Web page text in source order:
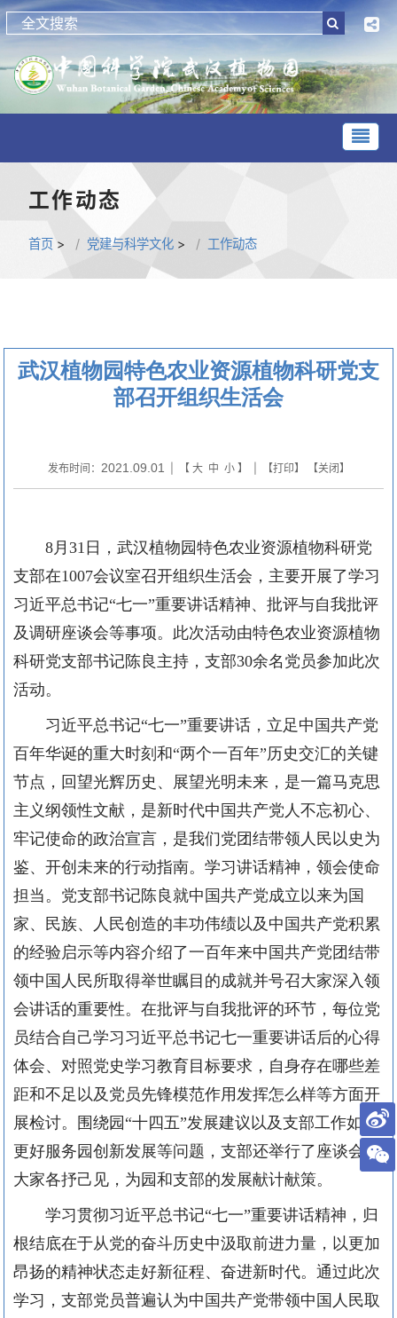
工作动态
首页 > 党建与科学文化 > 工作动态
武汉植物园特色农业资源植物科研党支
部召开组织生活会
发布时间： 2021.09.01 | 【 大 中 小】 | 【打印】 【关闭】
8月31日，武汉植物园特色农业资源植物科研党
支部在1007会议室召开组织生活会，主要开展了学习
习近平总书记“七一”重要讲话精神、批评与自我批评
及调研座谈会等事项。此次活动由特色农业资源植物
科研党支部书记陈良主持，支部30余名党员参加此次
活动。
习近平总书记“七一”重要讲话，立足中国共产党
百年华诞的重大时刻和“两个一百年”历史交汇的关键
节点，回望光辉历史、展望光明未来，是一篇马克思
主义纲领性文献，是新时代中国共产党人不忘初心、
牢记使命的政治宣言，是我们党团结带领人民以史为
鉴、开创未来的行动指南。学习讲话精神，领会使命
担当。党支部书记陈良就中国共产党成立以来为国
家、民族、人民创造的丰功伟绩以及中国共产党积累
的经验启示等内容介绍了一百年来中国共产党团结带
领中国人民所取得举世瞩目的成就并号召大家深入领
会讲话的重要性。在批评与自我批评的环节，每位党
员结合自己学习习近平总书记七一重要讲话后的心得
体会、对照党史学习教育目标要求，自身存在哪些差
距和不足以及党员先锋模范作用发挥怎么样等方面开
展检讨。围绕园“十四五”发展建议以及支部工作如何
更好服务园创新发展等问题，支部还举行了座谈会，
大家各抒己见，为园和支部的发展献计献策。
学习贯彻习近平总书记“七一”重要讲话精神，归
根结底在于从党的奋斗历史中汲取前进力量，以更加
昂扬的精神状态走好新征程、奋进新时代。通过此次
学习，支部党员普遍认为中国共产党带领中国人民取